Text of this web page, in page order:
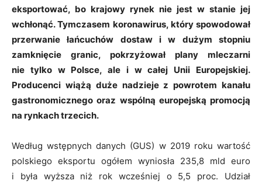
eksportować, bo krajowy rynek nie jest w stanie jej
wchłonąć. Tymczasem koronawirus, który spowodował
przerwanie łańcuchów dostaw i w dużym stopniu
zamknięcie granic, pokrzyżował plany mleczarni
nie tylko w Polsce, ale i w całej Unii Europejskiej.
Producenci wiążą duże nadzieje z powrotem kanału
gastronomicznego oraz wspólną europejską promocją
na rynkach trzecich.
Według wstępnych danych (GUS) w 2019 roku wartość
polskiego eksportu ogółem wyniosła 235,8 mld euro
i była wyższa niż rok wcześniej o 5,5 proc. Udział